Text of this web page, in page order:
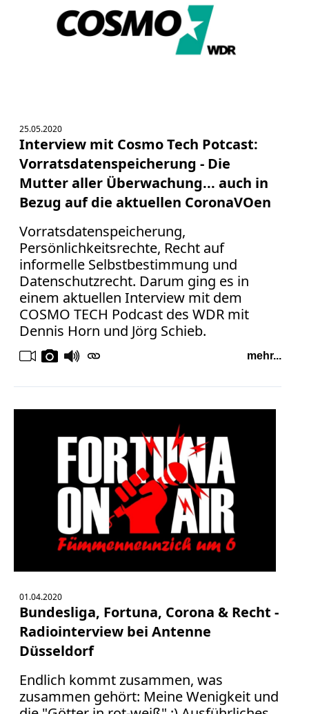
25.05.2020
Interview mit Cosmo Tech Potcast:
Vorratsdatenspeicherung - Die
Mutter aller Überwachung... auch in
Bezug auf die aktuellen CoronaVOen
Vorratsdatenspeicherung,
Persönlichkeitsrechte, Recht auf
informelle Selbstbestimmung und
Datenschutzrecht. Darum ging es in
einem aktuellen Interview mit dem
COSMO TECH Podcast des WDR mit
Dennis Horn und Jörg Schieb.
mehr...
01.04.2020
Bundesliga, Fortuna, Corona & Recht -
Radiointerview bei Antenne
Düsseldorf
Endlich kommt zusammen, was
zusammen gehört: Meine Wenigkeit und